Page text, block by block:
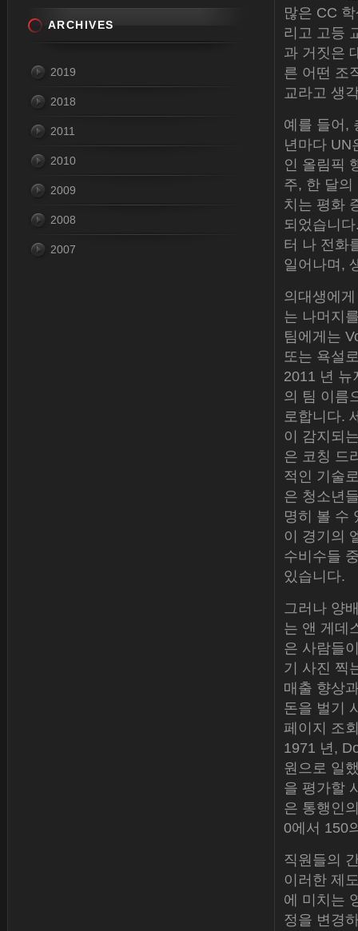
많은 CC
리고 고등
과 거짓은
른 어떤 조
교라고 생
예를 들어,
년마다 UN
인 올림픽
주, 한 달
치는 평화
되었습니
터 나 전화
일어나며,
의대생에
는 나머지
팀에게는
또는 욕설
2011 년 뉴
의 팀 이름
로합니다.
이 감지되
은 코칭 드
적인 기술
은 청소년
명히 볼 수
이 경기의
수비수들
있습니다.
그러나 양
는 앤 게데
은 사람들
기 사진 찍
매출 향상
돈을 벌기
페이지 조
1971 년,
원으로 일
을 평가할
은 통행인
0에서 150
직원들의
이러한 제
에 미치는
정을 변경
ARCHIVES
2019
2018
2011
2010
2009
2008
2007